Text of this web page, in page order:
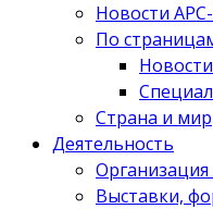
Новости
По
Страна и мир
Деятельность
Выставки,